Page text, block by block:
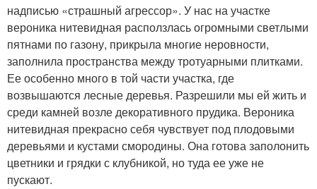
надписью «страшный агрессор». У нас на участке
вероника нитевидная расползлась огромными светлыми
пятнами по газону, прикрыла многие неровности,
заполнила пространства между тротуарными плитками.
Ее особенно много в той части участка, где
возвышаются лесные деревья. Разрешили мы ей жить и
среди камней возле декоративного прудика. Вероника
нитевидная прекрасно себя чувствует под плодовыми
деревьями и кустами смородины. Она готова заполонить
цветники и грядки с клубникой, но туда ее уже не
пускают.